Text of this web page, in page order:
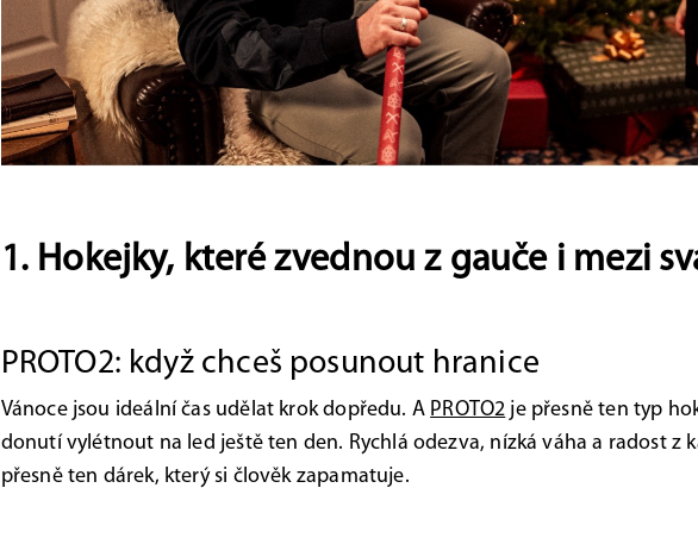
1. Hokejky, které zvednou z gauče i mezi
PROTO2: když chceš posunout hranice
Vánoce jsou ideální čas udělat krok dopředu. A PROTO2 je přesně ten typ
donutí vylétnout na led ještě ten den. Rychlá odezva, nízká váha a radost z
přesně ten dárek, který si člověk zapamatuje.